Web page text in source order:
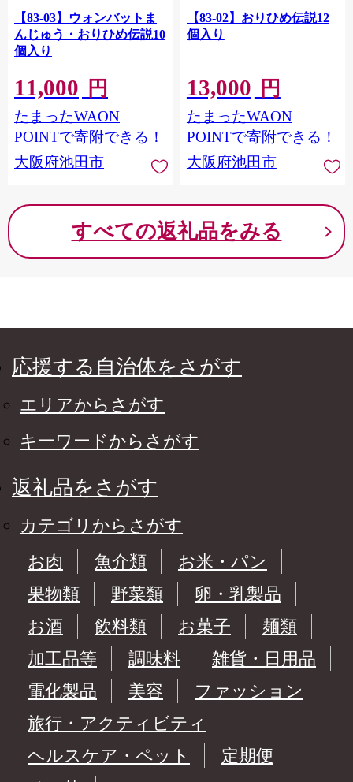
【83-03】ウォンバットま
んじゅう・おりひめ伝説10
個入り
11,000 円
たまったWAON
POINTで寄附できる！
大阪府池田市
【83-02】おりひめ伝説12
個入り
13,000 円
たまったWAON
POINTで寄附できる！
大阪府池田市
すべての返礼品をみる
応援する自治体をさがす
エリアからさがす
キーワードからさがす
返礼品をさがす
カテゴリからさがす
お肉
魚介類
お米・パン
果物類
野菜類
卵・乳製品
お酒
飲料類 お菓子
麺類
加工品等
調味料
雑貨・日用品
電化製品
美容
ファッション
旅行・アクティビティ
ヘルスケア・ペット
定期便